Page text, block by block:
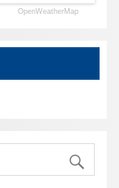
OpenWeatherMap